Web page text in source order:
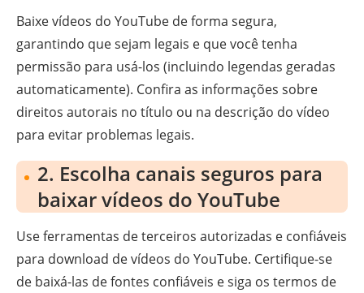
Baixe vídeos do YouTube de forma segura,
garantindo que sejam legais e que você tenha
permissão para usá-los (incluindo legendas geradas
automaticamente). Confira as informações sobre
direitos autorais no título ou na descrição do vídeo
para evitar problemas legais.
2. Escolha canais seguros para
baixar vídeos do YouTube
Use ferramentas de terceiros autorizadas e confiáveis
para download de vídeos do YouTube. Certifique-se
de baixá-las de fontes confiáveis e siga os termos de